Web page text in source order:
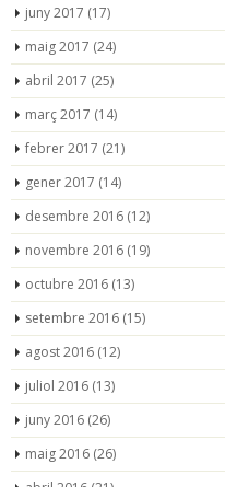
juny 2017 (17)
maig 2017 (24)
abril 2017 (25)
març 2017 (14)
febrer 2017 (21)
gener 2017 (14)
desembre 2016 (12)
novembre 2016 (19)
octubre 2016 (13)
setembre 2016 (15)
agost 2016 (12)
juliol 2016 (13)
juny 2016 (26)
maig 2016 (26)